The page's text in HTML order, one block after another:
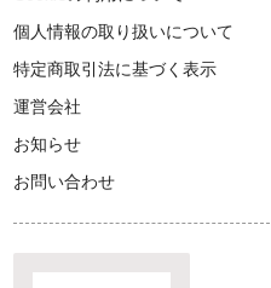
個人情報の取り扱いについて
特定商取引法に基づく表示
運営会社
お知らせ
お問い合わせ